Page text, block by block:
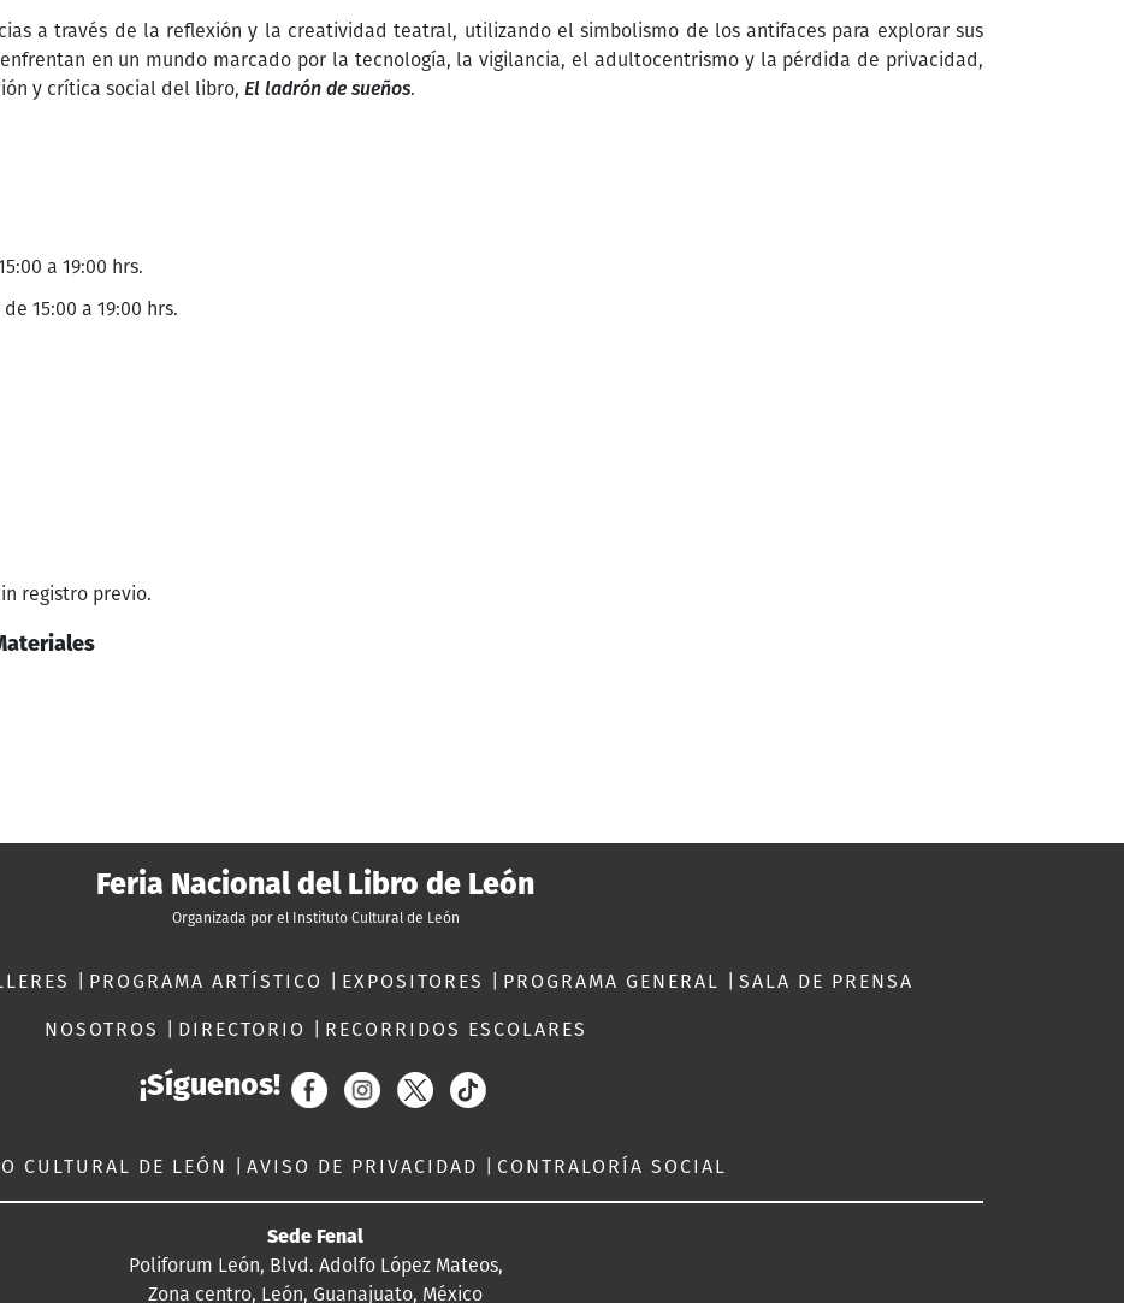
a través de la reflexión y la creatividad teatral, utilizando el simbolismo de los antifaces para explorar sus
en un mundo marcado por la tecnología, la vigilancia, el adultocentrismo y la pérdida de privacidad,
y crítica social del libro, El ladrón de sueños.
a 19:00 hrs.
15:00 a 19:00 hrs.
registro previo.
Feria Nacional del Libro de León
Organizada por el Instituto Cultural de León
PROGRAMA ARTÍSTICO EXPOSITORES PROGRAMA GENERAL SALA DE PRENSA
NOSOTROS DIRECTORIO RECORRIDOS ESCOLARES
¡Síguenos!
CULTURAL DE LEÓN AVISO DE PRIVACIDAD CONTRALORÍA SOCIAL
Sede Fenal
Poliforum León, Blvd. Adolfo López Mateos,
Zona centro, León, Guanajuato, México